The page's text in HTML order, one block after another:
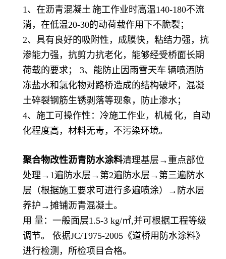
1、在沥青混凝土 施工作业时高温140-180不流
淌，在低温20-30的动荷载作用下不脆裂；
2、具有良好的吸附性，成膜快，粘结力强，抗
渗能力强，抗剪力抗老化，能够经受桥面长期
荷载的要求； 3、能防止因雨雪天车 辆喷洒防
冻盐水和氯化物对路桥造成的结构破坏，混凝
土碎裂钢筋生锈剥落等现象，防止渗水；
4、施工可操作性：冷施工作业， 机械 化，自动
化程度高，材料无毒，不污染环境。
聚合物改性沥青防水涂料清理基层→重点部位
处理→1遍防水层→第2遍防水层→第三遍防水
层（根据施工要求可进行多遍喷涂）→防水层
养护→摊铺沥青混凝土。
用 量：一般面层1.5-3 kg/㎡,并可根据工程等级
调节。 依据JC/T975-2005《道桥用防水涂料》
进行检测，所检项目合格。